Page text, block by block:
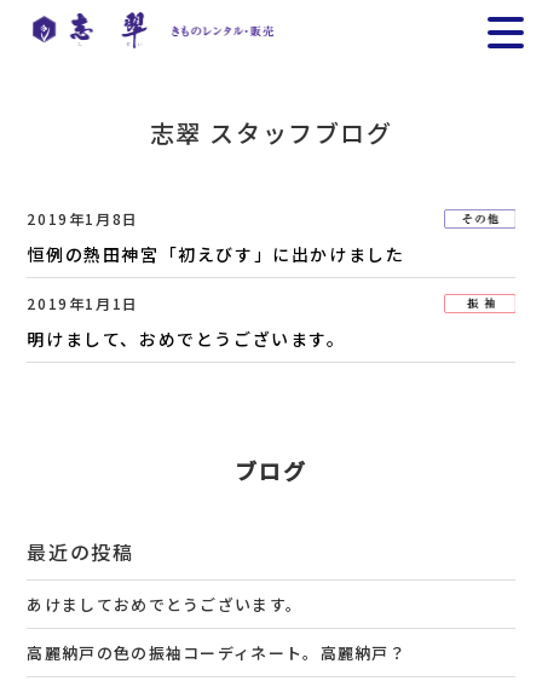
志翠 スタッフブログ
2019年1月8日
恒例の熱田神宮「初えびす」に出かけました
2019年1月1日
明けまして、おめでとうございます。
ブログ
最近の投稿
あけましておめでとうございます。
高麗納戸の色の振袖コーディネート。高麗納戸？